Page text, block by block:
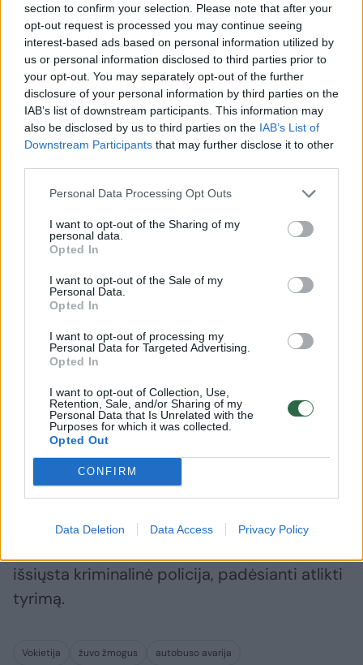
section to confirm your selection. Please note that after your
opt-out request is processed you may continue seeing
interest-based ads based on personal information utilized by
us or personal information disclosed to third parties prior to
your opt-out. You may separately opt-out of the further
disclosure of your personal information by third parties on the
IAB’s list of downstream participants. This information may
also be disclosed by us to third parties on the IAB’s List of
Downstream Participants that may further disclose it to other
Personal Data Processing Opt Outs
I want to opt-out of the Sharing of my
personal data.
Opted In
I want to opt-out of the Sale of my
Personal Data.
Opted In
I want to opt-out of processing my
Personal Data for Targeted Advertising.
Opted In
I want to opt-out of Collection, Use,
Retention, Sale, and/or Sharing of my
Personal Data that Is Unrelated with the
Purposes for which it was collected.
Opted Out
CONFIRM
Data Deletion Data Access Privacy Policy
Avarija įvyko uostamiesčio pramonės rajone.
Policijos pranešime sakoma, kad ji įvyko
atviroje geležinkelio pervažoje, ir pridurdama,
kad susidūrimo priežastis kol kas nežinoma.
Susiję straipsniai
Praneša, kad R. Kadyrovo
sunkios būklės(7)
aiškus
Žuvęs asmuo mirė nuo patirtų sužalojimų
įvykio vietoje, pranešė policija. Be greitosios
išsiųsta kriminalinė policija, padėsianti atlikti
tyrimą.
Vokietija žuvo žmogus
autobuso avarija